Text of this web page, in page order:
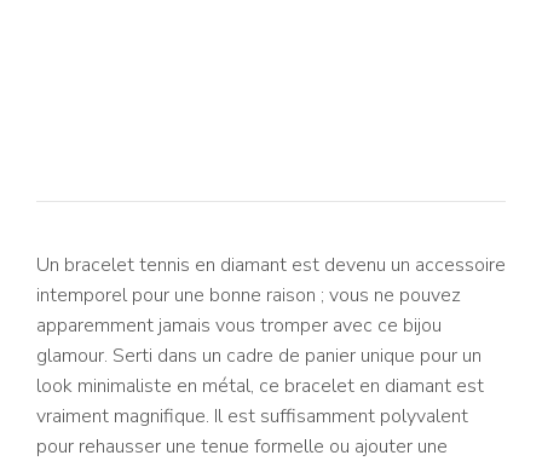
Un bracelet tennis en diamant est devenu un accessoire
intemporel pour une bonne raison ; vous ne pouvez
apparemment jamais vous tromper avec ce bijou
glamour. Serti dans un cadre de panier unique pour un
look minimaliste en métal, ce bracelet en diamant est
vraiment magnifique. Il est suffisamment polyvalent
pour rehausser une tenue formelle ou ajouter une